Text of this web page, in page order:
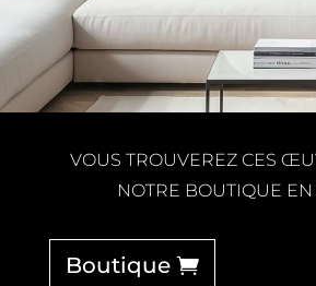
VOUS TROUVEREZ CES
NOTRE BOUTIQUE
Boutique